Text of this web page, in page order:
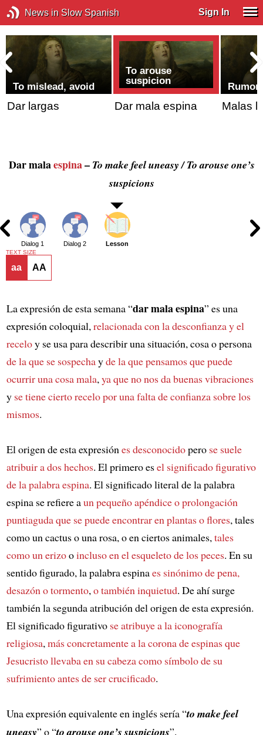
News in Slow Spanish Sign In
To mislead, avoid
Dar largas
To arouse
suspicion
Dar mala espina
Rumor
Malas
Dar malaespina– To make feel uneasy / To arouse one’s
suspicions
Dialog 1 Dialog 2 Lesson
TEXT SIZE
aa AA
La expresión de esta semana “dar mala espina” es una
expresión coloquial, relacionada con la desconfianza y el
receloy se usa para describir una situación, cosa o persona
de la que se sospechayde la que pensamos que puede
ocurrir una cosa mala, ya que no nos da buenas vibraciones
y se tiene cierto recelopor una falta de confianza sobre los
mismos.
El origen de esta expresión es desconocidopero se suele
atribuir a dos hechos. El primero esel significado figurativo
de la palabra espina. El significado literal de la palabra
espina se refiere aun pequeño apéndice o prolongación
puntiagudaque se puede encontrar en plantas o flores, tales
como un cactus o una rosa, o en ciertos animales, tales
como un erizooincluso en el esqueleto de los peces. En su
sentido figurado, la palabra espinaes sinónimo de pena,
desazón o tormento, o también inquietud. De ahí surge
también la segunda atribución del origen de esta expresión.
El significado figurativo se atribuye a la iconografía
religiosa, más concretamente a la corona de espinasque
Jesucristo llevaba en su cabezacomo símbolo de su
sufrimientoantes de ser crucificado.
Una expresión equivalente en inglés sería “to make feel
uneasy” o “to arouse one’s suspicions”.